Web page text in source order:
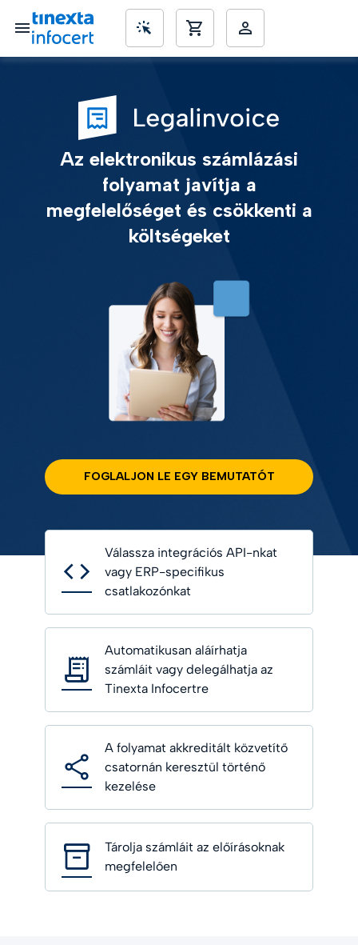
Az elektronikus számlázási
folyamat javítja a
megfelelőséget és csökkenti a
költségeket
FOGLALJON LE EGY BEMUTATÓT
Válassza integrációs API-nkat
vagy ERP-specifikus
csatlakozónkat
Automatikusan aláírhatja
számláit vagy delegálhatja az
Tinexta Infocertre
A folyamat akkreditált közvetítő
csatornán keresztül történő
kezelése
Tárolja számláit az előírásoknak
megfelelően